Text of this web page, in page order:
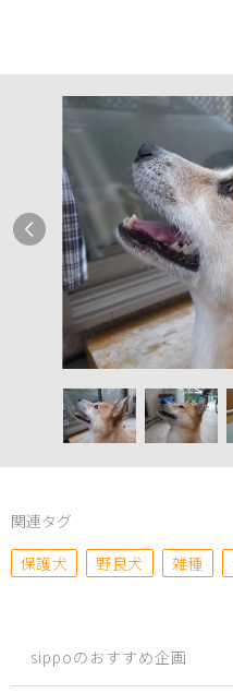
関連タグ
保護犬
野良犬 雑種
sippoのおすすめ企画